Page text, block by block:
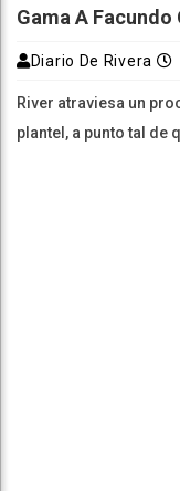
Gama A
Diario De Rivera
River atraviesa un
plantel, a punto tal de